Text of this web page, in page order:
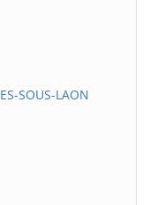
SOUS-LAON